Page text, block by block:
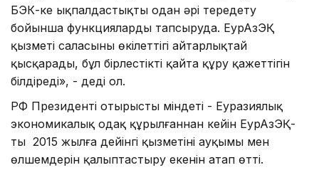
БЭК-ке ықпалдастықты одан әрі тереңдету
бойынша функцияларды тапсыруда. ЕурАзЭҚ
қызметі саласының өкілеттігі айтарлықтай
қысқарады, бұл бірлестікті қайта құру қажеттігін
білдіреді», - деді ол.
РФ Президенті отырыстың міндеті - Еуразиялық
экономикалық одақ құрылғаннан кейін ЕурАзЭҚ-
тың 2015 жылға дейінгі қызметінің ауқымы мен
өлшемдерін қалыптастыру екенін атап өтті.